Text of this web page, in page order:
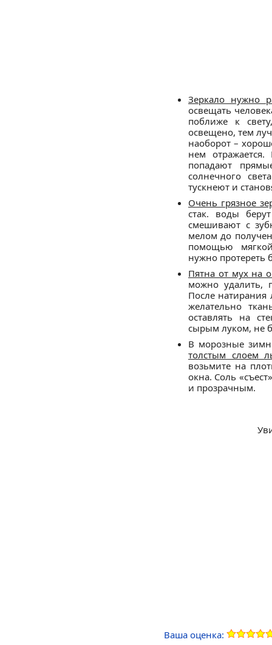
Зеркало нужно
освещать
поближе к
освещено, тем
наоборот –
нем
попадают
солнечного
тускнеют и
Очень грязное
стак. воды
смешивают с
мелом до
помощью
нужно протереть
Пятна от мух на
можно удалить,
После
желательно
оставлять на
сырым луком, не
В морозные
толстым слоем
возьмите на
окна. Соль
и прозрачным.
Ваша оценка: